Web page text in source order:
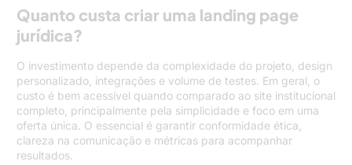
Quanto custa criar uma landing page
jurídica?
O investimento depende da complexidade do projeto, design
personalizado, integrações e volume de testes. Em geral, o
custo é bem acessível quando comparado ao site institucional
completo, principalmente pela simplicidade e foco em uma
oferta única. O essencial é garantir conformidade ética,
clareza na comunicação e métricas para acompanhar
resultados.